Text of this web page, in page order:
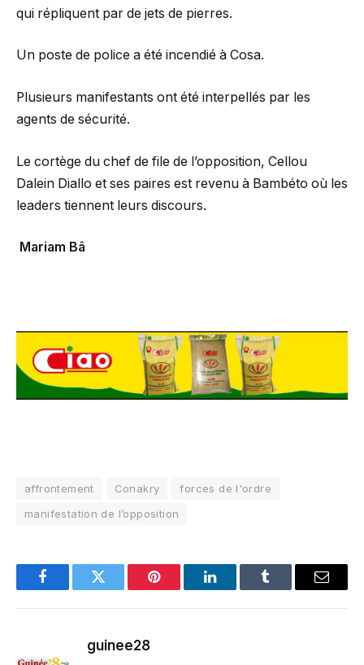
qui répliquent par de jets de pierres.
Un poste de police a été incendié à Cosa.
Plusieurs manifestants ont été interpellés par les
agents de sécurité.
Le cortège du chef de file de l’opposition, Cellou
Dalein Diallo et ses paires est revenu à Bambéto où les
leaders tiennent leurs discours.
Mariam Bâ
affrontement Conakry
forces de l'ordre
manifestation de l’opposition
FacebookTwitter Pinterest LinkedInTumblr Email
guinee28